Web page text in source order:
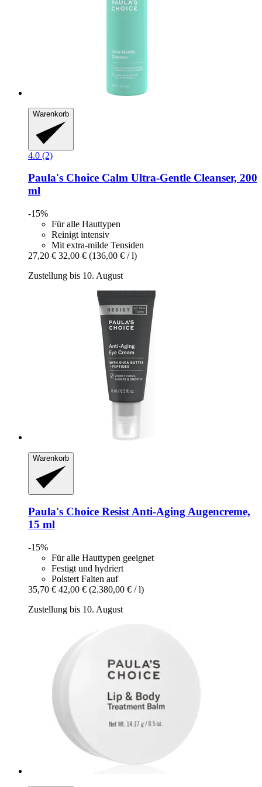
Warenkorb
4.0 (2)
Paula's Choice Calm Ultra-​Gentle Cleanser, 200
ml
-15%
Für alle Hauttypen
Reinigt intensiv
Mit extra-milde Tensiden
27,20 € 32,00 € (136,00 € / l)
Zustellung bis 10. August
Warenkorb
Paula's Choice Resist Anti-​Aging Augencreme,
15 ml
-15%
Für alle Hauttypen geeignet
Festigt und hydriert
Polstert Falten auf
35,70 € 42,00 € (2.380,00 € / l)
Zustellung bis 10. August